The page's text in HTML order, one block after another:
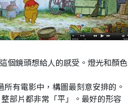
個鏡頭想給人的感受。燈光和顏色
有電影中，構圖最刻意安排的。
部片都非常「平」。最好的形容